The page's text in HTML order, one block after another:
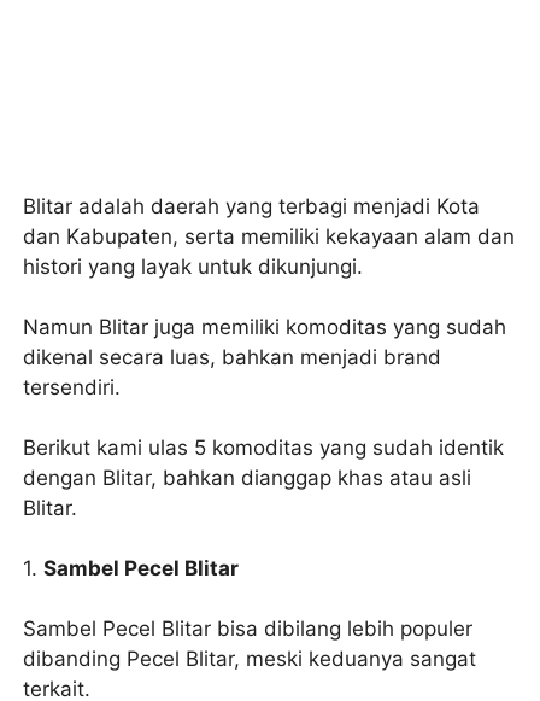
Blitar adalah daerah yang terbagi menjadi Kota
dan Kabupaten, serta memiliki kekayaan alam dan
histori yang layak untuk dikunjungi.
Namun Blitar juga memiliki komoditas yang sudah
dikenal secara luas, bahkan menjadi brand
tersendiri.
Berikut kami ulas 5 komoditas yang sudah identik
dengan Blitar, bahkan dianggap khas atau asli
Blitar.
1.Sambel Pecel Blitar
Sambel Pecel Blitar bisa dibilang lebih populer
dibanding Pecel Blitar, meski keduanya sangat
terkait.